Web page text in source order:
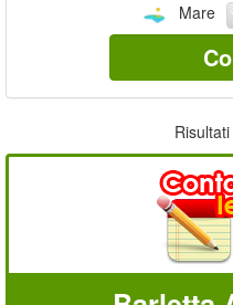
Mare